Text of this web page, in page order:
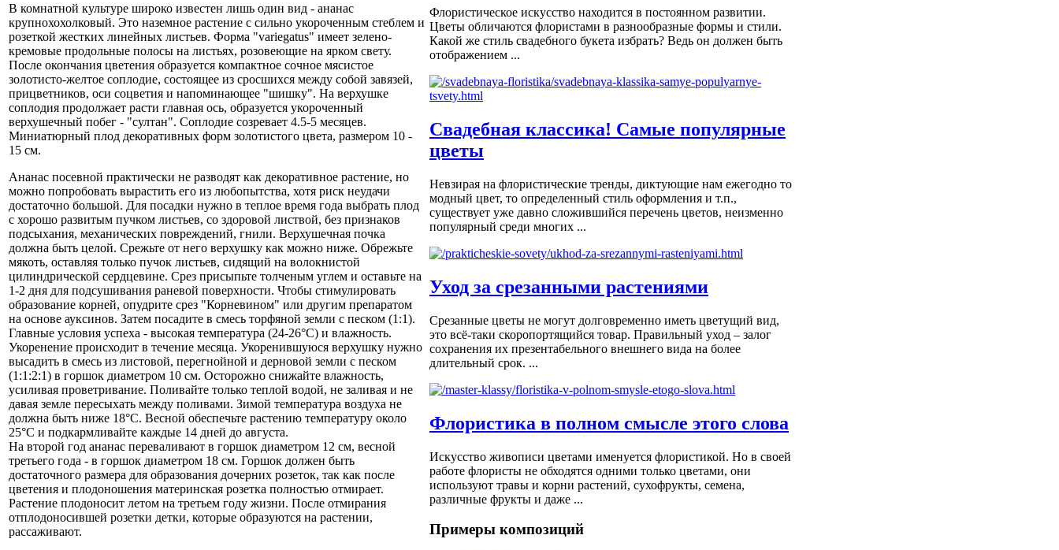
В комнатной культуре широко известен лишь один вид - ананас
крупнохохолковый. Это наземное растение с сильно укороченным стеблем и
розеткой жестких линейных листьев. Форма "variegatus" имеет зелено-
кремовые продольные полосы на листьях, розовеющие на ярком свету.
После окончания цветения образуется компактное сочное мясистое
золотисто-желтое соплодие, состоящее из сросшихся между собой завязей,
прицветников, оси соцветия и напоминающее "шишку". На верхушке
соплодия продолжает расти главная ось, образуется укороченный
верхушечный побег - "султан". Соплодие созревает 4.5-5 месяцев.
Миниатюрный плод декоративных форм золотистого цвета, размером 10 -
15 см.
Ананас посевной практически не разводят как декоративное растение, но
можно попробовать вырастить его из любопытства, хотя риск неудачи
достаточно большой. Для посадки нужно в теплое время года выбрать плод
с хорошо развитым пучком листьев, со здоровой листвой, без признаков
подсыхания, механических повреждений, гнили. Верхушечная почка
должна быть целой. Срежьте от него верхушку как можно ниже. Обрежьте
мякоть, оставляя только пучок листьев, сидящий на волокнистой
цилиндрической сердцевине. Срез присыпьте толченым углем и оставьте на
1-2 дня для подсушивания раневой поверхности. Чтобы стимулировать
образование корней, опудрите срез "Корневином" или другим препаратом
на основе ауксинов. Затем посадите в смесь торфяной земли с песком (1:1).
Главные условия успеха - высокая температура (24-26°С) и влажность.
Укоренение происходит в течение месяца. Укоренившуюся верхушку нужно
высадить в смесь из листовой, перегнойной и дерновой земли с песком
(1:1:2:1) в горшок диаметром 10 см. Осторожно снижайте влажность,
усиливая проветривание. Поливайте только теплой водой, не заливая и не
давая земле пересыхать между поливами. Зимой температура воздуха не
должна быть ниже 18°С. Весной обеспечьте растению температуру около
25°С и подкармливайте каждые 14 дней до августа.
На второй год ананас переваливают в горшок диаметром 12 см, весной
третьего года - в горшок диаметром 18 см. Горшок должен быть
достаточного размера для образования дочерних розеток, так как после
цветения и плодоношения материнская розетка полностью отмирает.
Растение плодоносит летом на третьем году жизни. После отмирания
отплодоносившей розетки детки, которые образуются на растении,
рассаживают.
Флористическое искусство находится в постоянном развитии.
Цветы обличаются флористами в разнообразные формы и стили.
Какой же стиль свадебного букета избрать? Ведь он должен быть
отображением ...
Свадебная классика! Самые популярные
цветы
Невзирая на флористические тренды, диктующие нам ежегодно то
модный цвет, то определенный стиль оформления и т.п.,
существует уже давно сложившийся перечень цветов, неизменно
популярный среди многих ...
Уход за срезанными растениями
Срезанные цветы не могут долговременно иметь цветущий вид,
это всё-таки скоропортящийся товар. Правильный уход – залог
сохранения их презентабельного внешнего вида на более
длительный срок. ...
Флористика в полном смысле этого слова
Искусство живописи цветами именуется флористикой. Но в своей
работе флористы не обходятся одними только цветами, они
используют травы и корни растений, сухофрукты, семена,
различные фрукты и даже ...
Примеры композиций